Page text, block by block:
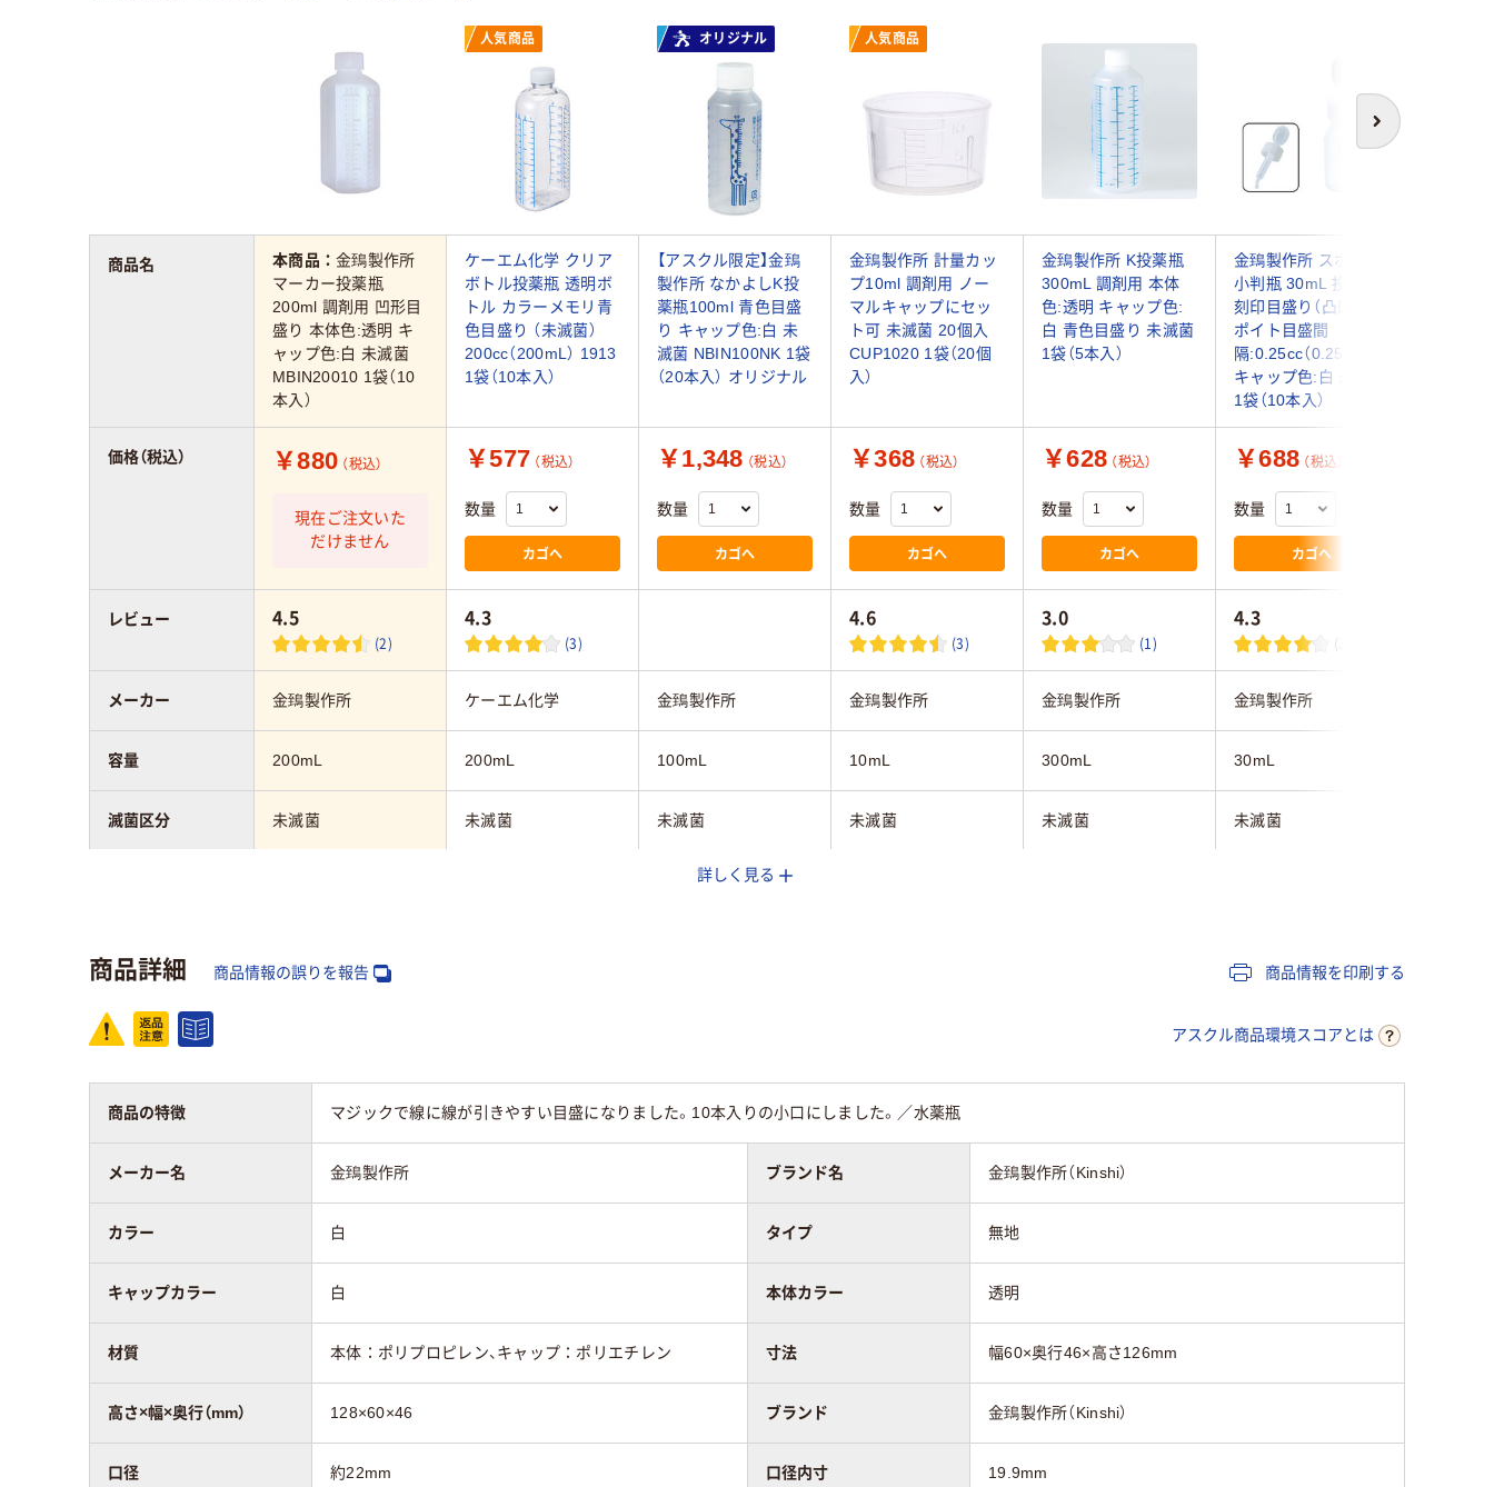
次へ
人気商品 オリジナル 人気商品
本商品：金鵄製作所
マーカー投薬瓶
200ml 調剤用 凹形目
盛り 本体色:透明 キ
ャップ色:白 未滅菌
MBIN20010 1袋（10
本入）
ケーエム化学 クリア
ボトル投薬瓶 透明ボ
トル カラーメモリ青
色目盛り （未滅菌）
200cc（200mL） 1913
1袋（10本入）
【アスクル限定】金鵄
製作所 なかよしK投
薬瓶100ml 青色目盛
り キャップ色:白 未
滅菌 NBIN100NK 1袋
（20本入） オリジナル
金鵄製作所 計量カッ
プ10ml 調剤用 ノー
マルキャップにセッ
ト可 未滅菌 20個入
CUP1020 1袋（20個
入）
金鵄製作所 K投薬瓶
300mL 調剤用 本体
色:透明 キャップ色:
白 青色目盛り 未滅菌
1袋（5本入）
金鵄製作所 スポイト
小判瓶 30mL 投薬瓶
刻印目盛り（凸凹） ス
ポイト目盛間
隔:0.25cc（0.25ml）
キャップ色:白 未滅菌
1袋（10本入）
￥880 （税込）
現在ご注文いた
だけません
￥577 （税込）
数量
カゴへ
￥1,348 （税込）
数量
カゴへ
￥368 （税込）
数量
カゴへ
￥628 （税込）
数量
カゴへ
￥688 （税込）
数量
カゴへ
4.5
(2)
4.3
(3)
4.6
(3)
3.0
(1)
4.3
(3)
金鵄製作所 ケーエム化学 金鵄製作所 金鵄製作所 金鵄製作所 金鵄製作所
200mL 200mL 100mL 10mL 300mL 30mL
未滅菌 未滅菌 未滅菌 未滅菌 未滅菌 未滅菌
本体：ポリプロピレ
5
商品名
価格（税込）
レビュー
メーカー
容量
滅菌区分
カラーグループ
詳しく見る
商品詳細 商品情報の誤りを報告 商品情報を印刷する
アスクル商品環境スコアとは
商品の特徴 マジックで線に線が引きやすい目盛になりました。10本入りの小口にしました。／水薬瓶
メーカー名 金鵄製作所 ブランド名 金鵄製作所（Kinshi）
カラー 白 タイプ 無地
キャップカラー 白 本体カラー 透明
材質 本体：ポリプロピレン、キャップ：ポリエチレン 寸法 幅60×奥行46×高さ126mm
高さ×幅×奥行（mm） 128×60×46 ブランド 金鵄製作所（Kinshi）
口径 約22mm 口径内寸 19.9mm